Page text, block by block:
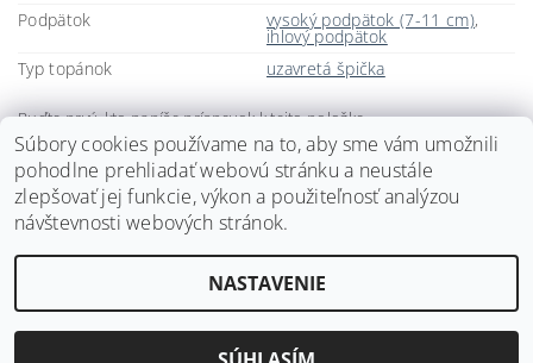
Podpätok
vysoký podpätok (7-11 cm),
ihlový podpätok
Typ topánok
uzavretá špička
Buďte prvý, kto napíše príspevok k tejto položke.
Pridať komentár
2026 ©Svadobné doplnky BRIANNA, všetky práva vyhradené
Vytvoril Shoptet
Súbory cookies používame na to, aby sme vám umožnili
pohodlne prehliadať webovú stránku a neustále
zlepšovať jej funkcie, výkon a použiteľnosť analýzou
návštevnosti webových stránok.
NASTAVENIE